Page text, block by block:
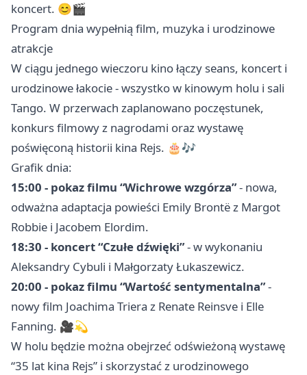
koncert. 😊🎬
Program dnia wypełnią film, muzyka i urodzinowe
atrakcje
W ciągu jednego wieczoru kino łączy seans, koncert i
urodzinowe łakocie - wszystko w kinowym holu i sali
Tango. W przerwach zaplanowano poczęstunek,
konkurs filmowy z nagrodami oraz wystawę
poświęconą historii kina Rejs. 🎂🎶
Grafik dnia:
15:00 - pokaz filmu “Wichrowe wzgórza”- nowa,
odważna adaptacja powieści Emily Brontë z Margot
Robbie i Jacobem Elordim.
18:30 - koncert “Czułe dźwięki”- w wykonaniu
Aleksandry Cybuli i Małgorzaty Łukaszewicz.
20:00 - pokaz filmu “Wartość sentymentalna”-
nowy film Joachima Triera z Renate Reinsve i Elle
Fanning. 🎥💫
W holu będzie można obejrzeć odświeżoną wystawę
“35 lat kina Rejs” i skorzystać z urodzinowego